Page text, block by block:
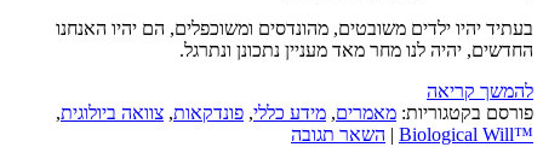
בעתיד יהיו ילדים משובטים, מהונדסים ומשוכפלים, הם יהיו האנחנו
החדשים, יהיה לנו מחר מאד מעניין נתכונן ונתרגל.
להמשך קריאה
פורסם בקטגוריות: מאמרים, מידע כללי, פונדקאות, צוואה ביולוגית,
™Biological Will
| השאר תגובה